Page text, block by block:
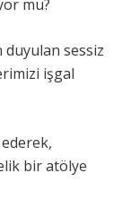
mu?
duyulan sessiz
işgal
bir atölye